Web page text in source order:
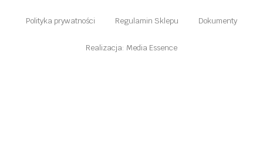
Polityka prywatności Regulamin Sklepu Dokumenty
Realizacja: Media Essence